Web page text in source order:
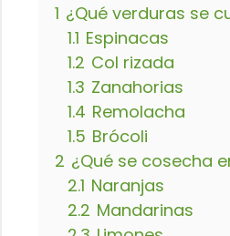
1 ¿Qué verduras se
1.1 Espinacas
1.2 Col rizada
1.3 Zanahorias
1.4 Remolacha
1.5 Brócoli
2 ¿Qué se cosecha
2.1 Naranjas
2.2 Mandarinas